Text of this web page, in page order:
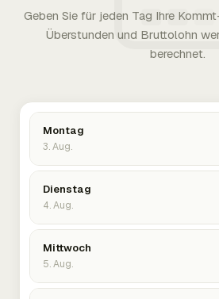
Geben Sie für jeden Tag Ihre
Überstunden und Bruttolohn
berechnet.
Montag
3. Aug.
Dienstag
4. Aug.
Mittwoch
5. Aug.